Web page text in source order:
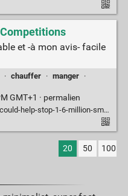
et -à mon avis- facile
· chauffer · manger
·
GMT+1 · permalien
smoke-inhalation-deaths/chulha-stove-8/
20 50 100